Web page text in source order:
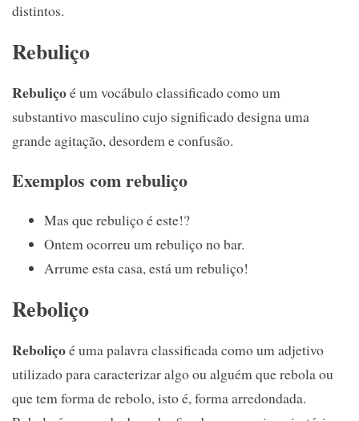
distintos.
Rebuliço
Rebuliçoé um vocábulo classificado como um
substantivo masculino cujo significado designa uma
grande agitação, desordem e confusão.
Exemplos com rebuliço
Mas que rebuliço é este!?
Ontem ocorreu um rebuliço no bar.
Arrume esta casa, está um rebuliço!
Reboliço
Reboliçoé uma palavra classificada como um adjetivo
utilizado para caracterizar algo ou alguém que rebola ou
que tem forma de rebolo, isto é, forma arredondada.